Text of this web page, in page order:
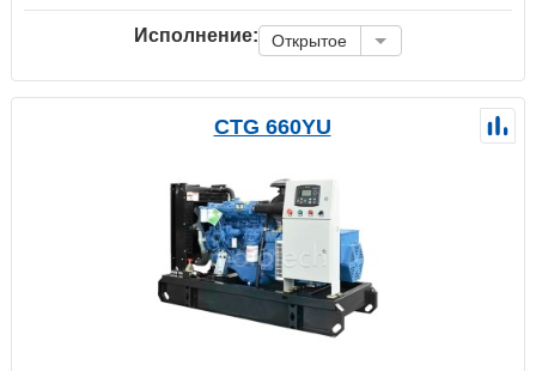
Исполнение: Открытое
CTG 660YU